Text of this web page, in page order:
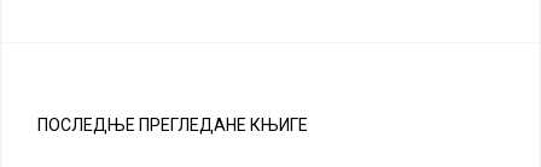
ПОСЛЕДЊЕ ПРЕГЛЕДАНЕ КЊИГЕ